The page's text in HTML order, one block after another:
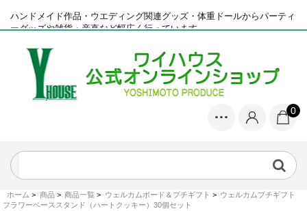
ハンドメイド作品・ウエディング関連グッズ・体重ドールからパーティ
ーグッズや雑貨・産直など幅広く行っています
0
ホーム > 商品> 商品一覧 > ウェルカムボード＆プチギフト > ウェルカムプチギフト
フラワーベーススタンド（ハートクッキー）30個セット